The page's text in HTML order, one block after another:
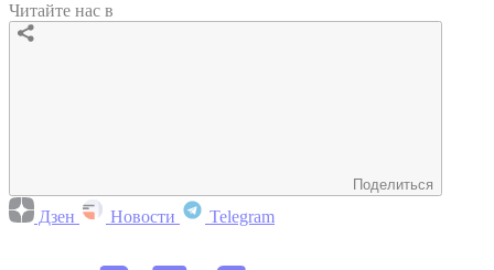
Читайте нас в
Поделиться
Дзен Новости Telegram